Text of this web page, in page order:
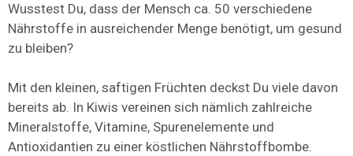
Wusstest Du, dass der Mensch ca. 50 verschiedene
Nährstoffe in ausreichender Menge benötigt, um gesund
zu bleiben?
Mit den kleinen, saftigen Früchten deckst Du viele davon
bereits ab. In Kiwis vereinen sich nämlich zahlreiche
Mineralstoffe, Vitamine, Spurenelemente und
Antioxidantien zu einer köstlichen Nährstoffbombe.